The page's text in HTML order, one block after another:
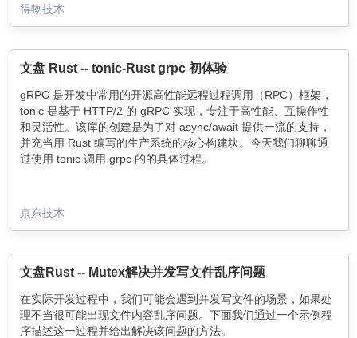
得物技术
文盘 Rust -- tonic-Rust grpc 初体验
gRPC 是开发中常用的开源高性能远程过程调用（RPC）框架，
tonic 是基于 HTTP/2 的 gRPC 实现，专注于高性能、互操作性
和灵活性。该库的创建是为了对 async/await 提供一流的支持，
并充当用 Rust 编写的生产系统的核心构建块。今天我们聊聊通
过使用 tonic 调用 grpc 的的具体过程。
京东技术
文盘Rust -- Mutex解决并发写文件乱序问题
在实际开发过程中，我们可能会遇到并发写文件的场景，如果处
理不当很可能出现文件内容乱序问题。下面我们通过一个示例程
序描述这一过程并给出解决该问题的方法。